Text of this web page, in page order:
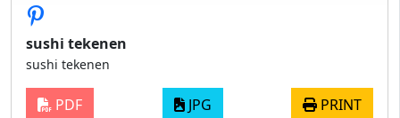
sushi tekenen
sushi tekenen
PDF JPG PRINT